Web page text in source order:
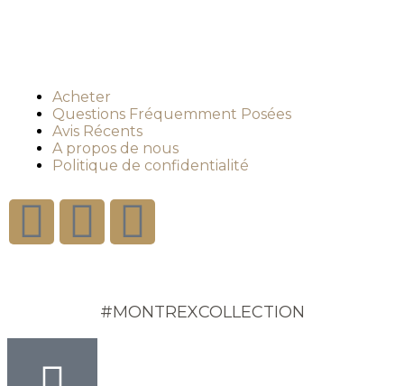
Acheter
Questions Fréquemment Posées
Avis Récents
A propos de nous
Politique de confidentialité
#MONTREXCOLLECTION